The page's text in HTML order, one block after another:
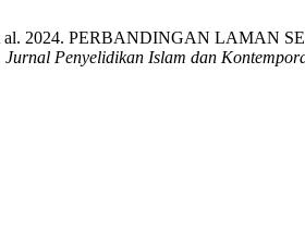
al. 2024. PERBANDINGAN
Jurnal Penyelidikan Islam dan